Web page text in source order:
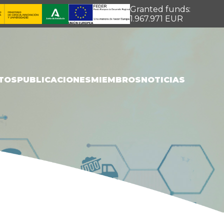
Granted funds:
1.967.971 EUR
PUBLICACIONESMIEMBROSNOTICIAS